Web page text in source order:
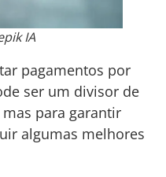
IA
pagamentos por
ser um divisor de
para garantir
algumas melhores